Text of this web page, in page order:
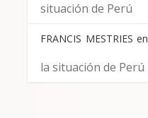
situación de Perú
FRANCIS MESTRIES en
la situación de Perú